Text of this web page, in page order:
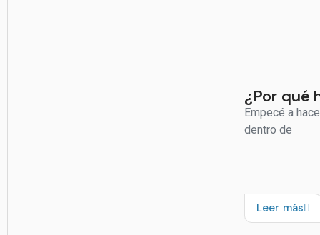
¿Por qué
Empecé a
dentro de
Leer más